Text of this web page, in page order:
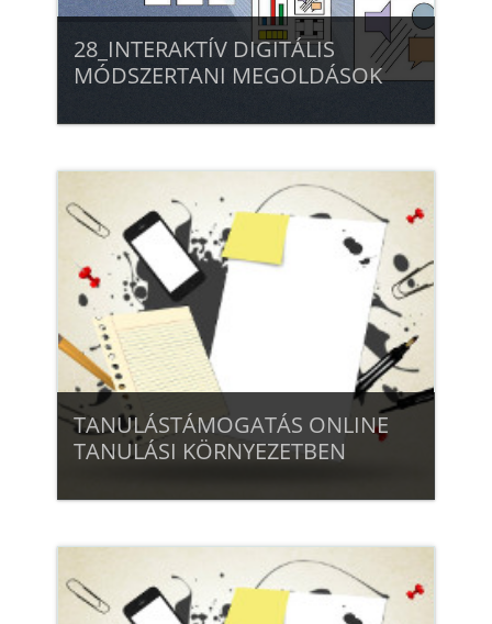
28_INTERAKTÍV DIGITÁLIS
MÓDSZERTANI MEGOLDÁSOK
TANULÁSTÁMOGATÁS ONLINE
TANULÁSI KÖRNYEZETBEN